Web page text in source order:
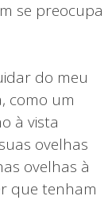
se preocupa
do meu
como um
à vista
ovelhas
ovelhas à
que tenham